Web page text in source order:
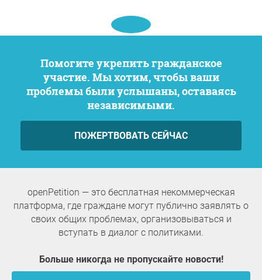
Помогите укрепить гражданское
участие. Мы хотим, чтобы ваши
проблемы были услышаны, оставаясь
независимыми.
ПОЖЕРТВОВАТЬ СЕЙЧАС
openPetition — это бесплатная некоммерческая
платформа, где граждане могут публично заявлять о
своих общих проблемах, организовываться и
вступать в диалог с политиками.
Больше никогда не пропускайте новости!